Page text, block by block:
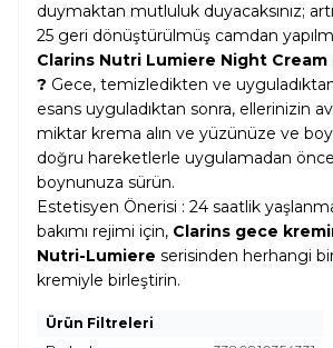
duymaktan mutluluk duyacaksınız;
25 geri dönüştürülmüş camdan
Clarins Nutri Lumiere Night Cream
? Gece, temizledikten ve
esans uyguladıktan sonra, ellerinizin
miktar krema alın ve yüzünüze ve
doğru hareketlerle uygulamadan
boynunuza sürün.
Estetisyen Önerisi : 24 saatlik
bakımı rejimi için, Clarins gece
Nutri-Lumiere serisinden herhangi
kremiyle birleştirin.
Ürün Filtreleri